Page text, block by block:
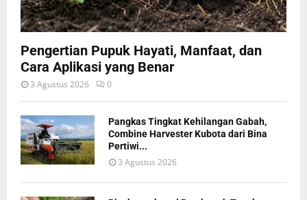
Pengertian Pupuk Hayati, Manfaat, dan
Cara Aplikasi yang Benar
3 Agustus 2026 0
Pangkas Tingkat Kehilangan Gabah,
Combine Harvester Kubota dari Bina
Pertiwi...
3 Agustus 2026